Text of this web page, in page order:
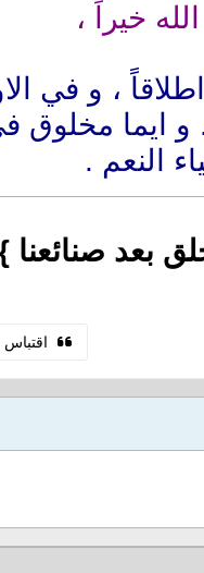
خيراً ،
، و في
ايما مخلوق
النعم .
بعد صنائعنا
اقتباس